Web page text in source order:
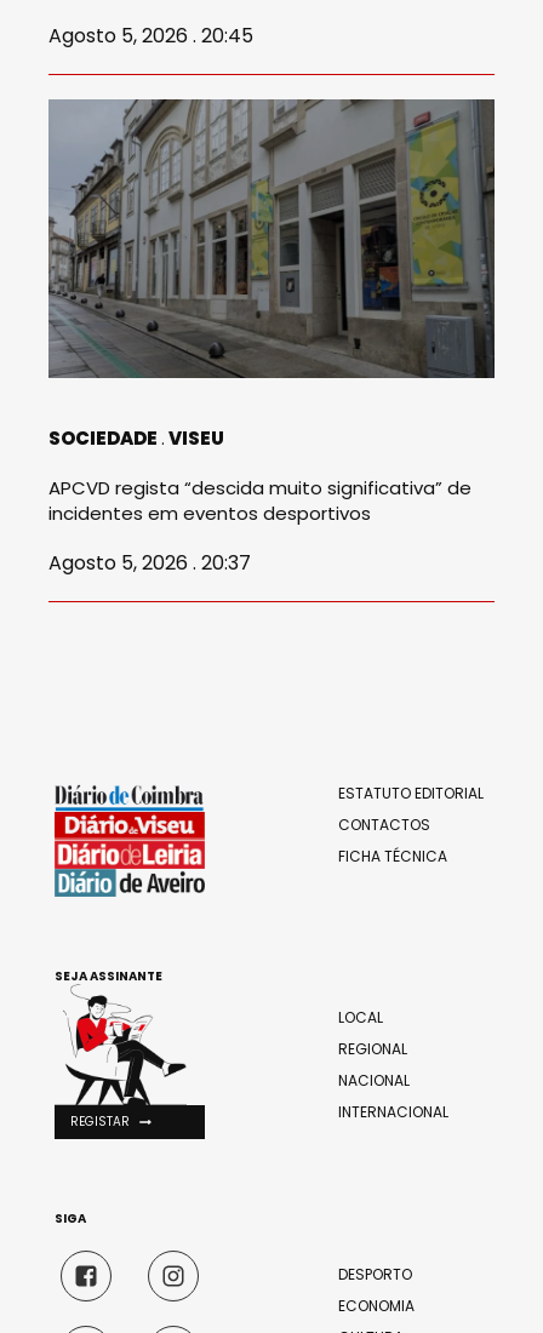
Agosto 5, 2026 . 20:45
SOCIEDADE VISEU
APCVD regista “descida muito significativa” de
incidentes em eventos desportivos
Agosto 5, 2026 . 20:37
ESTATUTO EDITORIAL
CONTACTOS
FICHA TÉCNICA
LOCAL
REGIONAL
NACIONAL
INTERNACIONAL
DESPORTO
ECONOMIA
SEJA ASSINANTE
REGISTAR
SIGA